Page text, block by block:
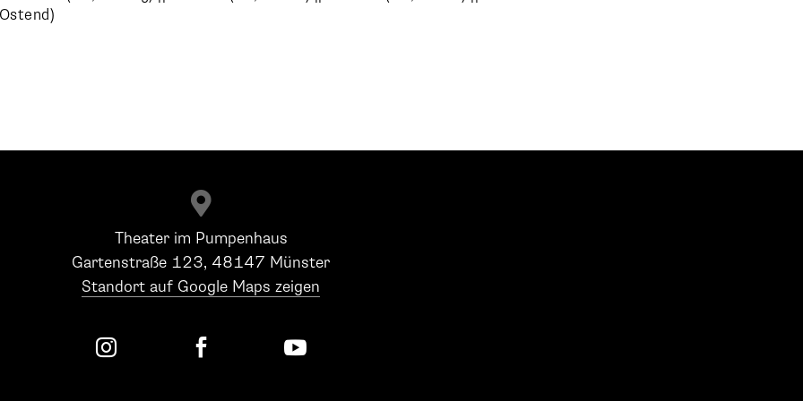

Theater im Pumpenhaus
Gartenstraße 123, 48147 Münster
Standort auf Google Maps zeigen
  